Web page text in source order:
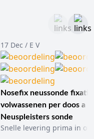
17 Dec / E V
Nosefix neussonde
volwassenen per doos a
Neuspleisters sonde
Snelle levering prima in